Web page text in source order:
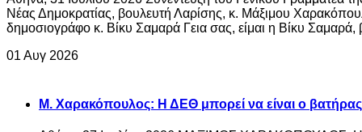
Νέας Δημοκρατίας, βουλευτή Λαρίσης, κ. Μάξιμου
δημοσιογράφο κ. Βίκυ Σαμαρά Γεια σας, είμαι η Βίκυ Σαμαρά,
01 Αυγ 2026
Μ. Χαρακόπουλος: Η ΔΕΘ μπορεί να είναι ο βατήρας